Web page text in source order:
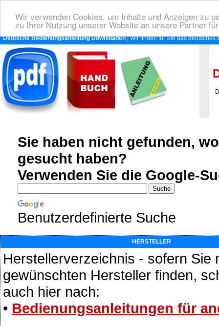
Wir verwenden Cookies, um Inhalte und Anzeigen zu
zu Ihrer Nutzung unserer Website an unsere Partner
Deutsche Bedienungsanleitung Downloaden| Wir finden für Sie das deutsches
Sie haben nicht gefunden,
gesucht haben?
Verwenden Sie die Google-
Benutzerdefinierte Suche
HERSTELLER
Herstellerverzeichnis - sofern Sie
gewünschten Hersteller finden,
auch hier nach:
• Bedienungsanleitungen für